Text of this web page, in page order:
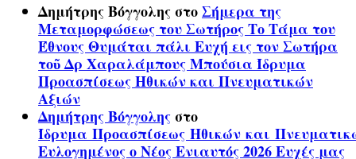
Δημήτρης ΒόγγοληςστοΣήμερα της
Μεταμορφώσεως του Σωτήρος Το Τάμα του
Έθνους Θυμάται πάλι Ευχή εις τον Σωτήρα
τοῦ Δρ Χαραλάμπους Μπούσια Ίδρυμα
Προασπίσεως Ηθικών και Πνευματικών
Αξιών
Δημήτρης Βόγγοληςστο
Ίδρυμα Προασπίσεως Ηθικών και
Ευλογημένος ο Νέος Ενιαυτός 2026 Ευχές μας